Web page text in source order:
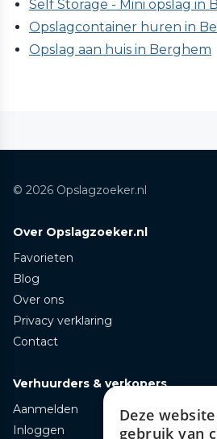
Self Storage - Mini opslag in
Opslagcontainer huren in
Opslag aan huis in Berghem
© 2026 Opslagzoeker.nl
Over Opslagzoeker.nl
Favorieten
Blog
Over ons
Privacy verklaring
Contact
Verhuurders & verkopers
Aanmelden
Inloggen
Deze
gebruik van